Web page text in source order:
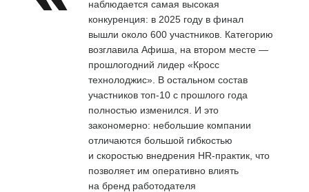
наблюдается самая высокая
конкуренция: в 2025 году в финал
вышли около 600 участников. Категорию
возглавила Афиша, на втором месте —
прошлогодний лидер «Кросс
технолоджис». В остальном состав
участников топ-10 с прошлого года
полностью изменился. И это
закономерно: небольшие компании
отличаются большой гибкостью
и скоростью внедрения HR-практик, что
позволяет им оперативно влиять
на бренд работодателя